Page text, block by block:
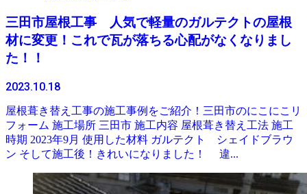
三田市屋根工事 人気で軽量のガルテクトの屋根
材に変更！これで瓦が落ちる心配がなくなりまし
た！！
2023.10.18
屋根葺き替え工事の施工事例をご紹介！三田市のにこにこリ
フォーム 施工場所 三田市 施工内容 屋根葺き替え工法 施工
時期 2023年9月 使用した材料 ガルテクト シェイドブラウ
ン そして施工後！きれいになりました！ 違...